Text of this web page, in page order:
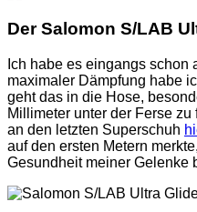
Der Salomon S/LAB
Ich habe es eingangs schon
maximaler Dämpfung habe
geht das in die Hose,
Millimeter unter der Ferse
an den letzten Superschuh
auf den ersten Metern
Gesundheit meiner Gelenke